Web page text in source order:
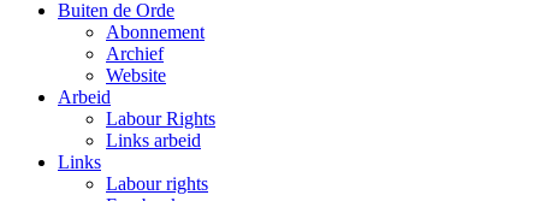
Buiten de Orde
Abonnement
Archief
Website
Arbeid
Labour Rights
Links arbeid
Links
Labour rights